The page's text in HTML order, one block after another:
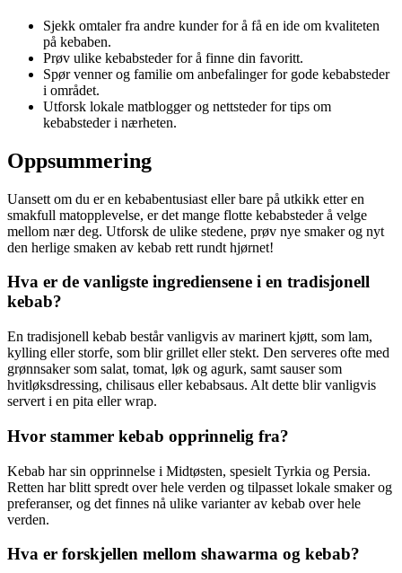
Sjekk omtaler fra andre kunder for å få en ide om kvaliteten
på kebaben.
Prøv ulike kebabsteder for å finne din favoritt.
Spør venner og familie om anbefalinger for gode kebabsteder
i området.
Utforsk lokale matblogger og nettsteder for tips om
kebabsteder i nærheten.
Oppsummering
Uansett om du er en kebabentusiast eller bare på utkikk etter en
smakfull matopplevelse, er det mange flotte kebabsteder å velge
mellom nær deg. Utforsk de ulike stedene, prøv nye smaker og nyt
den herlige smaken av kebab rett rundt hjørnet!
Hva er de vanligste ingrediensene i en tradisjonell
kebab?
En tradisjonell kebab består vanligvis av marinert kjøtt, som lam,
kylling eller storfe, som blir grillet eller stekt. Den serveres ofte med
grønnsaker som salat, tomat, løk og agurk, samt sauser som
hvitløksdressing, chilisaus eller kebabsaus. Alt dette blir vanligvis
servert i en pita eller wrap.
Hvor stammer kebab opprinnelig fra?
Kebab har sin opprinnelse i Midtøsten, spesielt Tyrkia og Persia.
Retten har blitt spredt over hele verden og tilpasset lokale smaker og
preferanser, og det finnes nå ulike varianter av kebab over hele
verden.
Hva er forskjellen mellom shawarma og kebab?